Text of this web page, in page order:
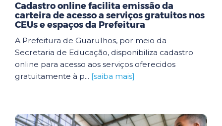
Cadastro online facilita emissão da
carteira de acesso a serviços gratuitos nos
CEUs e espaços da Prefeitura
A Prefeitura de Guarulhos, por meio da
Secretaria de Educação, disponibiliza cadastro
online para acesso aos serviços oferecidos
gratuitamente à p... [saiba mais]